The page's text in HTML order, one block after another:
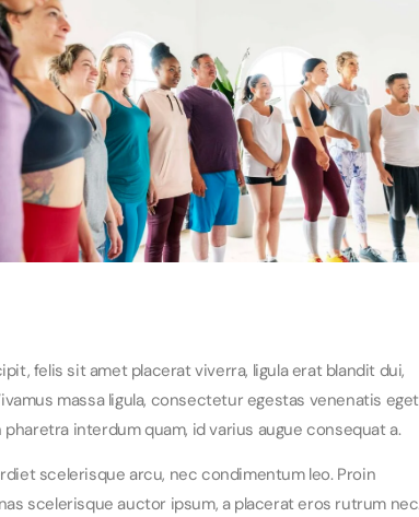
felis sit amet placerat viverra, ligula erat blandit dui,
massa ligula, consectetur egestas venenatis
interdum quam, id varius augue consequat a.
scelerisque arcu, nec condimentum leo. Proin
scelerisque auctor ipsum, a placerat eros rutrum